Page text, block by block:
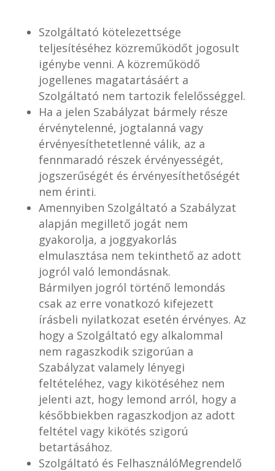
Szolgáltató kötelezettsége
teljesítéséhez közreműködőt jogosult
igénybe venni. A közreműködő
jogellenes magatartásáért a
Szolgáltató nem tartozik felelősséggel.
Ha a jelen Szabályzat bármely része
érvénytelenné, jogtalanná vagy
érvényesíthetetlenné válik, az a
fennmaradó részek érvényességét,
jogszerűségét és érvényesíthetőségét
nem érinti.
Amennyiben Szolgáltató a Szabályzat
alapján megillető jogát nem
gyakorolja, a joggyakorlás
elmulasztása nem tekinthető az adott
jogról való lemondásnak.
Bármilyen jogról történő lemondás
csak az erre vonatkozó kifejezett
írásbeli nyilatkozat esetén érvényes. Az
hogy a Szolgáltató egy alkalommal
nem ragaszkodik szigorúan a
Szabályzat valamely lényegi
feltételéhez, vagy kikötéséhez nem
jelenti azt, hogy lemond arról, hogy a
későbbiekben ragaszkodjon az adott
feltétel vagy kikötés szigorú
betartásához.
Szolgáltató és FelhasználóMegrendelő